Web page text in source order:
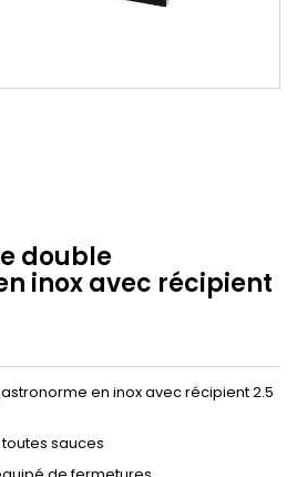
double
inox avec récipient
en inox avec récipient 2.5
sauces